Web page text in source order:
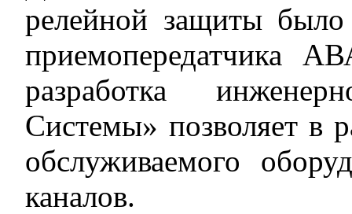
релейной защиты
приемопередатчика
разработка
Системы» позволяет в
обслуживаемого
каналов.